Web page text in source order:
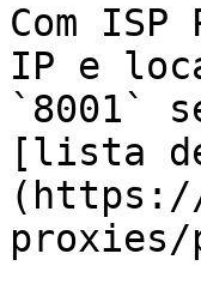
Com
IP e
`8001`
[lista